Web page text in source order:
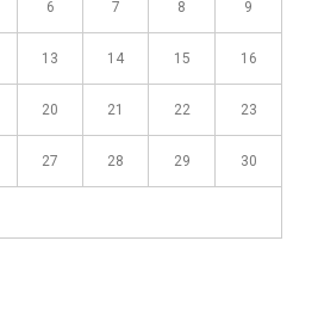
6 7 8 9
13 14 15 16
20 21 22 23
27 28 29 30